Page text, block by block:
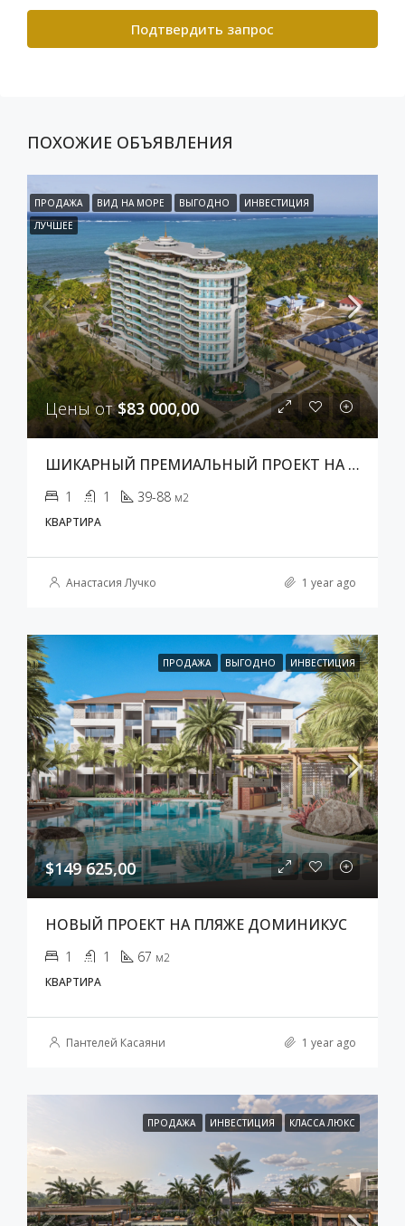
Подтвердить запрос
ПОХОЖИЕ ОБЪЯВЛЕНИЯ
ПРОДАЖА ВИД НА МОРЕ ВЫГОДНО
ИНВЕСТИЦИЯ
ЛУЧШЕЕ
Цены от$83 000,00
ШИКАРНЫЙ ПРЕМИАЛЬНЫЙ ПРОЕКТ НА ЗАНЗИБАРЕ
1 1 39-88 м2
КВАРТИРА
Анастасия Лучко 1 year ago
ПРОДАЖА ВЫГОДНО ИНВЕСТИЦИЯ
$149 625,00
НОВЫЙ ПРОЕКТ НА ПЛЯЖЕ ДОМИНИКУС
1 1 67 м2
КВАРТИРА
Пантелей Касаяни 1 year ago
ПРОДАЖА ИНВЕСТИЦИЯ КЛАССА ЛЮКС